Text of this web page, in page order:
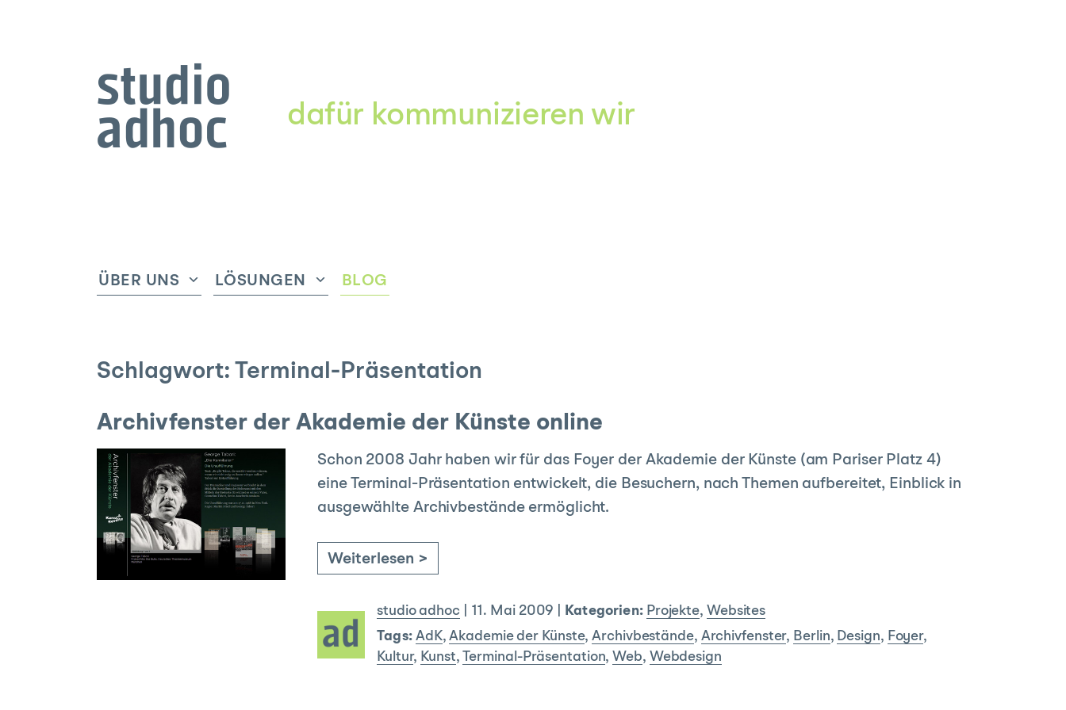
dafür kommunizieren wir
ÜBER UNS
Untermenü
LÖSUNGEN
Untermenü
BLOG
Schlagwort: Terminal-Präsentation
Archivfenster der Akademie der Künste online
Schon 2008 Jahr haben wir für das Foyer der Akademie der Künste (am Pariser Platz 4)
eine Terminal-Präsentation entwickelt, die Besuchern, nach Themen aufbereitet, Einblick in
ausgewählte Archivbestände ermöglicht.
Weiterlesen >
studio adhoc 11. Mai 2009 Kategorien: Projekte, Websites
Tags: AdK,Akademie der Künste,Archivbestände, Archivfenster, Berlin, Design, Foyer,
Kultur, Kunst, Terminal-Präsentation, Web, Webdesign